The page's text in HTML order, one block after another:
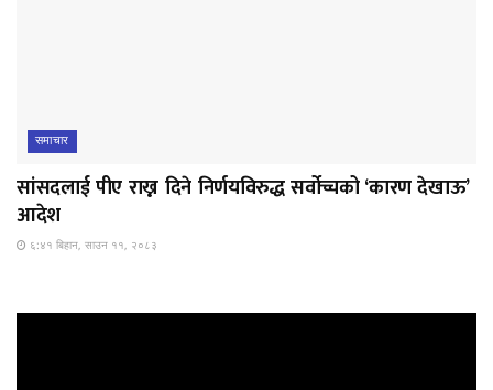
समाचार
सांसदलाई पीए राख्न दिने निर्णयविरुद्ध सर्वोच्चको ‘कारण देखाऊ’
आदेश
६:४१ बिहान, साउन ११, २०८३